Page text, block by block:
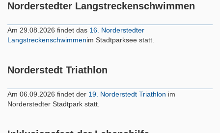
Norderstedter Langstreckenschwimmen
Am 29.08.2026 findet das 16. Norderstedter
Langstreckenschwimmenim Stadtparksee statt.
Norderstedt Triathlon
Am 06.09.2026 findet der 19. Norderstedt Triathlon im
Norderstedter Stadtpark statt.